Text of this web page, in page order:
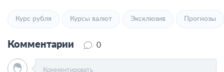
Курс рубля Курсы валют Эксклюзив Прогнозы
Комментарии 0